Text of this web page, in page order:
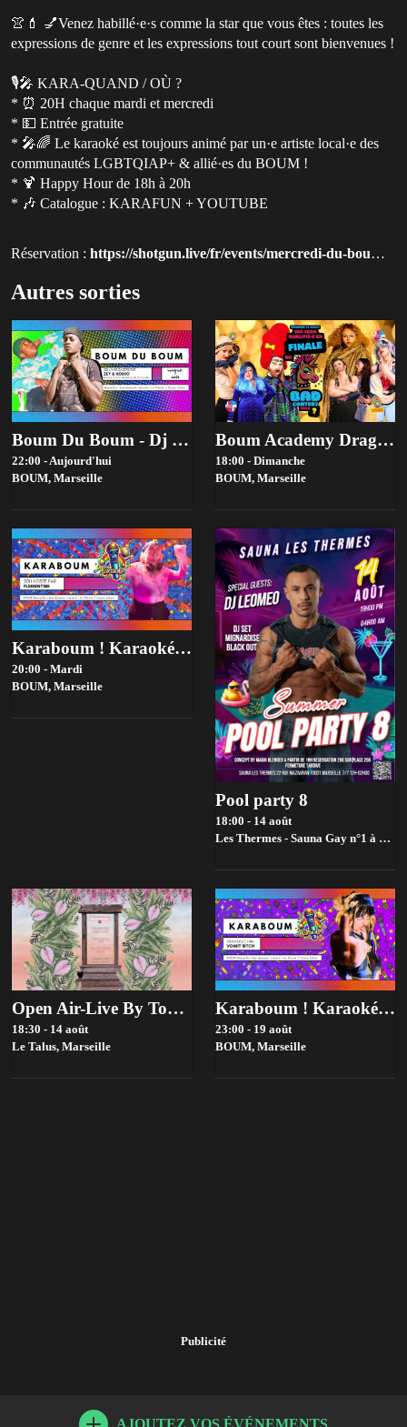
👚💄 💅Venez habillé·e·s comme la star que vous êtes : toutes les
expressions de genre et les expressions tout court sont bienvenues !
🎙️🎤 KARA-QUAND / OÙ ?
* ⏰ 20H chaque mardi et mercredi
* 💵 Entrée gratuite
* 🎤🌈 Le karaoké est toujours animé par un·e artiste local·e des
communautés LGBTQIAP+ & allié·es du BOUM !
* 🍹 Happy Hour de 18h à 20h
* 🎶 Catalogue : KARAFUN + YOUTUBE
Réservation : https://shotgun.live/fr/events/mercredi-du-boum-karaboum-karaoke-gaia-elsey?utm_source=queer-paris
Autres sorties
Boum Du Boum - Dj Sets By Kodjo & Zey
22:00 - Aujourd'hui
BOUM, Marseille
Boum Academy Drag Contest 2026 - Bad Contest-Tiers …
18:00 - Dimanche
BOUM, Marseille
Karaboum ! Karaoké Hosté Par Flémentine
20:00 - Mardi
BOUM, Marseille
Pool party 8
18:00 - 14 août
Les Thermes - Sauna Gay n°1 à Marseille,
Open Air-Live By Toupie Sound X Slowmow
18:30 - 14 août
Le Talus, Marseille
Karaboum ! Karaoké Hosté Par Vomit Bitch
23:00 - 19 août
BOUM, Marseille
Publicité